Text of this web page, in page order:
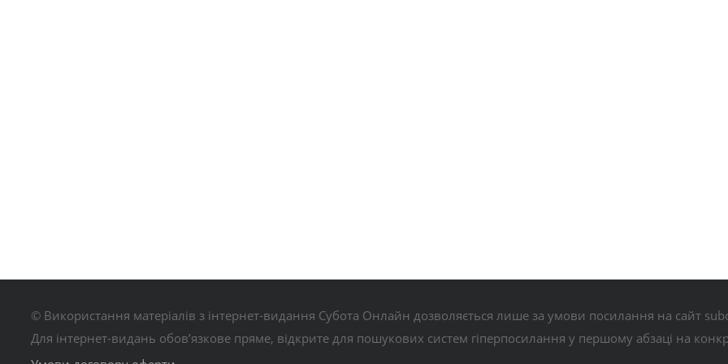
© Використання матеріалів з інтернет-видання Субота Онлайн дозволяється лише за умови посилання на сайт
Для інтернет-видань обов’язкове пряме, відкрите для пошукових систем гіперпосилання у першому абзаці на